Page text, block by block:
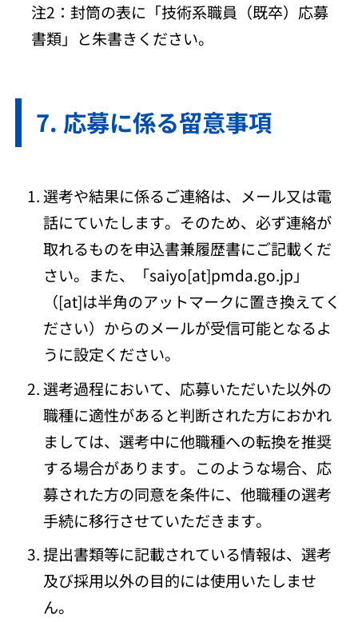
注2：封筒の表に「技術系職員（既卒）応募
書類」と朱書きください。
応募に係る留意事項
選考や結果に係るご連絡は、メール又は電
話にていたします。そのため、必ず連絡が
取れるものを申込書兼履歴書にご記載くだ
さい。また、「saiyo[at]pmda.go.jp」
（[at]は半角のアットマークに置き換えてく
ださい）からのメールが受信可能となるよ
うに設定ください。
選考過程において、応募いただいた以外の
職種に適性があると判断された方におかれ
ましては、選考中に他職種への転換を推奨
する場合があります。このような場合、応
募された方の同意を条件に、他職種の選考
手続に移行させていただきます。
提出書類等に記載されている情報は、選考
及び採用以外の目的には使用いたしませ
ん。